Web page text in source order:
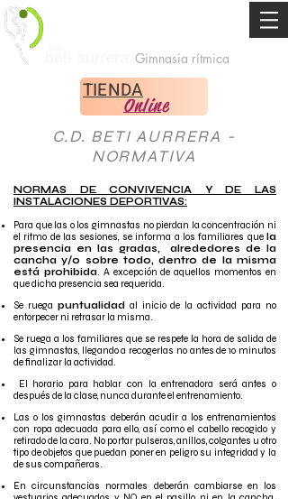
Gimnasia rítmica
Online
TIENDA
C.D. BETI AURRERA -
NORMATIVA
NORMAS DE CONVIVENCIA Y DE LAS
INSTALACIONES DEPORTIVAS:
Para que las o los gimnastas no pierdan la concentración ni
el ritmo de las sesiones, se informa a los familiares que la
presencia en las gradas, alrededores de la
cancha y/o sobre todo, dentro de la misma
está prohibida. A excepción de aquellos momentos en
que dicha presencia sea requerida.
Se ruega puntualidadal inicio de la actividad para no
entorpecer ni retrasar la misma.
Se ruega a los familiares que se respete la hora de salida de
las gimnastas, llegando a recogerlas no antes de 10 minutos
de finalizar la actividad.
El horario para hablar con la entrenadora será antes o
después de la clase, nunca durante el entrenamiento.
Las o los gimnastas deberán acudir a los entrenamientos
con ropa adecuada para ello, así como el cabello recogido y
retirado de la cara. No portar pulseras, anillos, colgantes u otro
tipo de objetos que puedan poner en peligro su integridad y la
de sus compañeras.
En circunstancias normales deberán cambiarse en los